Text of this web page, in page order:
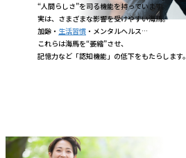
“人間らしさ”を司る機能を持っています。
実は、さまざま​な影響を受けやすい海馬。
加齢・ 生活習慣 ・メンタルヘルス…
これらは海馬を“萎縮”させ、
記憶力など「認知機能」の低下をもたらします。